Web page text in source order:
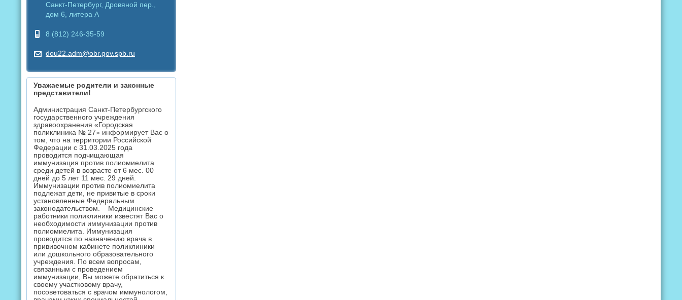
Санкт-Петербург, Дровяной пер.,
дом 6, литера А
8 (812) 246-35-59
dou22.adm@obr.gov.spb.ru
Уважаемые родители и законные
представители!
Администрация Санкт-Петербургского
государственного учреждения
здравоохранения «Городская
поликлиника № 27» информирует Вас о
том, что на территории Российской
Федерации с 31.03.2025 года
проводится подчищающая
иммунизация против полиомиелита
среди детей в возрасте от 6 мес. 00
дней до 5 лет 11 мес. 29 дней.
Иммунизации против полиомиелита
подлежат дети, не привитые в сроки
установленные Федеральным
законодательством. Медицинские
работники поликлиники известят Вас о
необходимости иммунизации против
полиомиелита. Иммунизация
проводится по назначению врача в
прививочном кабинете поликлиники
или дошкольного образовательного
учреждения. По всем вопросам,
связанным с проведением
иммунизации, Вы можете обратиться к
своему участковому врачу,
посоветоваться с врачом иммунологом,